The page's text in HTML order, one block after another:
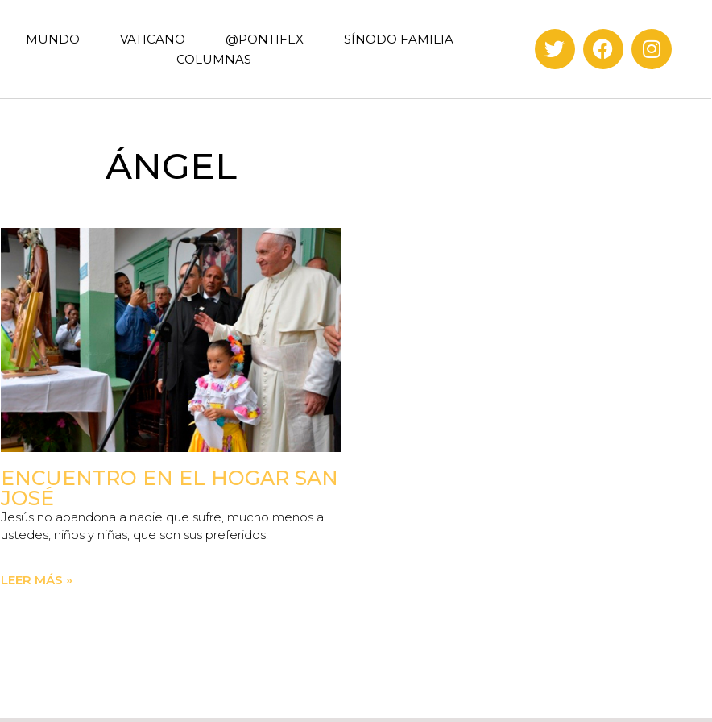
MUNDO VATICANO @PONTIFEX
SÍNODO FAMILIA
COLUMNAS
ÁNGEL
ENCUENTRO EN EL HOGAR SAN
JOSÉ
Jesús no abandona a nadie que sufre, mucho menos a
ustedes, niños y niñas, que son sus preferidos.
LEER MÁS »